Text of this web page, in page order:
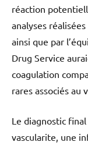
réaction
analyses
ainsi que par
Drug Service
coagulation
rares associés au
Le diagnostic
vascularite, une